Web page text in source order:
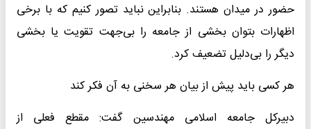
حضور در میدان هستند. بنابراین نباید تصور کنیم که با برخی
اظهارات بتوان بخشی از جامعه را بی‌جهت تقویت یا بخشی
دیگر را بی‌دلیل تضعیف کرد.
هر کسی باید پیش از بیان هر سخنی به آن فکر کند
دبیرکل جامعه اسلامی مهندسین گفت: مقطع فعلی از